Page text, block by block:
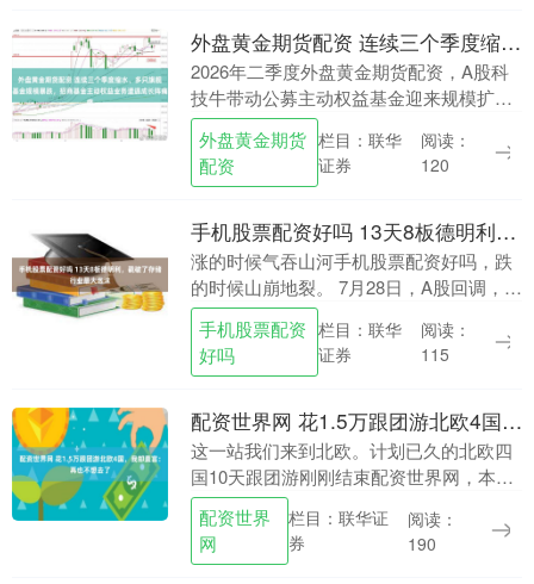
外盘黄金期货配资 连续三个季度缩水、多只旗舰基金规模暴跌，招商基金主动权益业务遭遇成长阵痛
2026年二季度外盘黄金期货配资，A股科
技牛带动公募主动权益基金迎来规模扩张
大潮，全行业单季规模增量逼近万亿。然
而银行系头部机构招商基金却走出截然不
同的行情。最....
外盘黄金期货
配资
栏目：联华
证券
阅读：
120
手机股票配资好吗 13天8板德明利，戳破了存储行业最大泡沫
涨的时候气吞山河手机股票配资好吗，跌
的时候山崩地裂。 7月28日，A股回调，德
明利再次跌停，股价收在361.44元。从6月
26日盘中最高980元算起，一个月时间....
手机股票配资
好吗
栏目：联华
证券
阅读：
115
配资世界网 花1.5万跟团游北欧4国，我却直言：再也不想去了
这一站我们来到北欧。计划已久的北欧四
国10天跟团游刚刚结束配资世界网，本次
内容是全网北欧跟团游最详细、最真实、
最客观的测评，一共分为6个部分。不管你
是否计划去北....
配资世界
网
栏目：联华证
券
阅读：
190